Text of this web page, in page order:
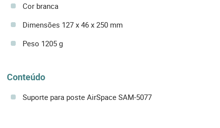
Cor branca
Dimensões 127 x 46 x 250 mm
Peso 1205 g
Conteúdo
Suporte para poste AirSpace SAM-5077